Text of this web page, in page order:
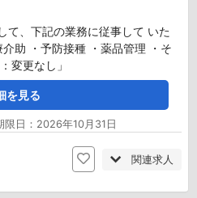
て、下記の業務に従事して いた
助 ・予防接種 ・薬品管理 ・そ
変更なし」
を見る
日：2026年10月31日
関連求人